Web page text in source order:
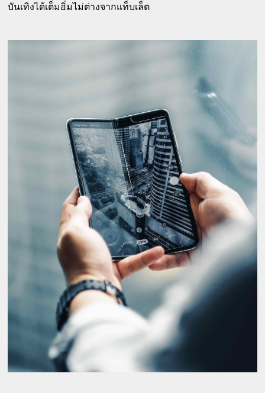
บันเทิงได้เต็มอิ่มไม่ต่างจากแท็บเล็ต